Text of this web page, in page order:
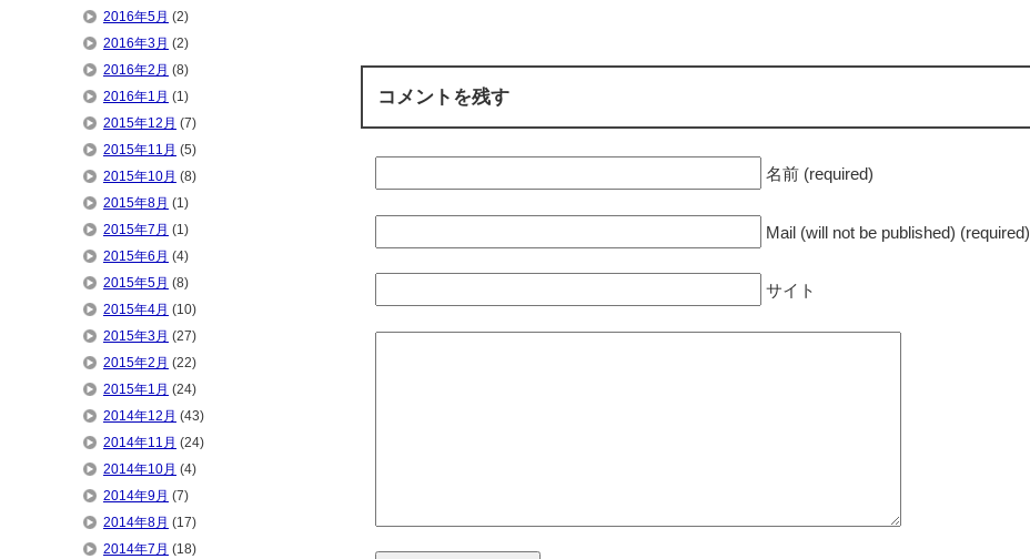
20150209
コメントを残す
名前 (required)
Mail (will not be published) (required)
サイト
2016年5月 (2)
2016年3月 (2)
2016年2月 (8)
2016年1月 (1)
2015年12月 (7)
2015年11月 (5)
2015年10月 (8)
2015年8月 (1)
2015年7月 (1)
2015年6月 (4)
2015年5月 (8)
2015年4月 (10)
2015年3月 (27)
2015年2月 (22)
2015年1月 (24)
2014年12月 (43)
2014年11月 (24)
2014年10月 (4)
2014年9月 (7)
2014年8月 (17)
2014年7月 (18)